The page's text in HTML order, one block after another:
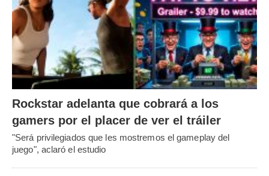
Rockstar adelanta que cobrará a los
gamers por el placer de ver el tráiler
"Será privilegiados que les mostremos el gameplay del
juego", aclaró el estudio